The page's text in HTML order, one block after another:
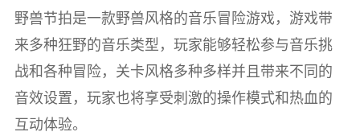
野兽节拍是一款野兽风格的音乐冒险游戏，游戏带
来多种狂野的音乐类型，玩家能够轻松参与音乐挑
战和各种冒险，关卡风格多种多样并且带来不同的
音效设置，玩家也将享受刺激的操作模式和热血的
互动体验。